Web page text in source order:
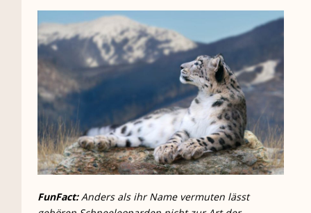
FunFact:Anders als ihr Name vermuten lässt